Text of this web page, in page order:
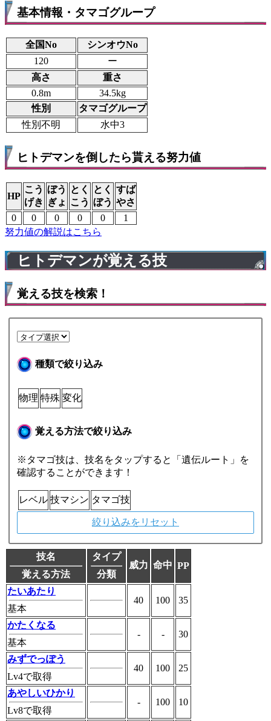
基本情報・タマゴグループ
全国No
シンオウNo
120
ー
高さ
重さ
0.8m
34.5kg
性別
タマゴグループ
性別不明
水中3
ヒトデマンを倒したら貰える努力値
HP
こう
げき
ぼう
ぎょ
とく
こう
とく
ぼう
すば
やさ
0
0 0 0 0
1
努力値の解説はこちら
ヒトデマンが覚える技
覚える技を検索！
種類で絞り込み
物理 特殊 変化
覚える方法で絞り込み
※タマゴ技は、技名をタップすると「遺伝ルート」を
確認することができます！
レベル 技マシン タマゴ技
絞り込みをリセット
技名
覚える方法
タイプ
分類
威力 命中 PP
たいあたり
基本
40 100 35
かたくなる
基本
- - 30
みずでっぽう
Lv4で取得
40 100 25
あやしいひかり
Lv8で取得
- 100 10